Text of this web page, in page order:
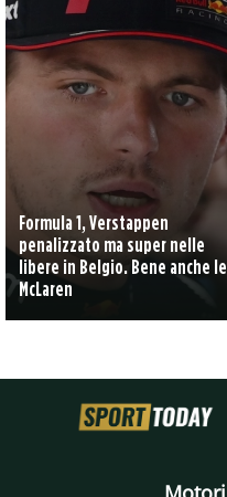
Formula 1, Verstappen
penalizzato ma super nelle
libere in Belgio. Bene anche le
McLaren